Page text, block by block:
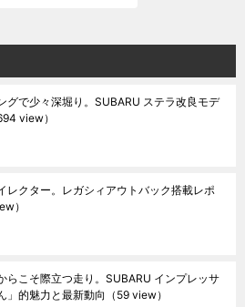
グで少々深堀り。SUBARU ステラ改良モデ
view）
レクター。レガシィアウトバック搭載レポ
）
らこそ際立つ走り。SUBARU インプレッサ
」的魅力と最新動向
（59 view）